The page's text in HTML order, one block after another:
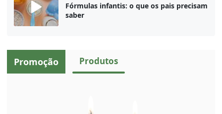
Fórmulas infantis: o que os pais precisam
saber
Promoção Produtos